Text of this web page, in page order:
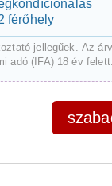
férőhely
jellegűek. Az
adó (IFA) 18 év